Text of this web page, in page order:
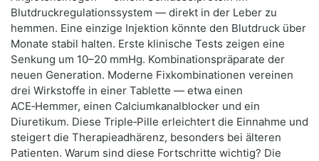
Blutdruckregulationssystem — direkt in der Leber zu
hemmen. Eine einzige Injektion könnte den Blutdruck über
Monate stabil halten. Erste klinische Tests zeigen eine
Senkung um 10–20 mmHg. Kombinationspräparate der
neuen Generation. Moderne Fixkombinationen vereinen
drei Wirkstoffe in einer Tablette — etwa einen
ACE‑Hemmer, einen Calciumkanalblocker und ein
Diuretikum. Diese Triple‑Pille erleichtert die Einnahme und
steigert die Therapieadhärenz, besonders bei älteren
Patienten. Warum sind diese Fortschritte wichtig? Die